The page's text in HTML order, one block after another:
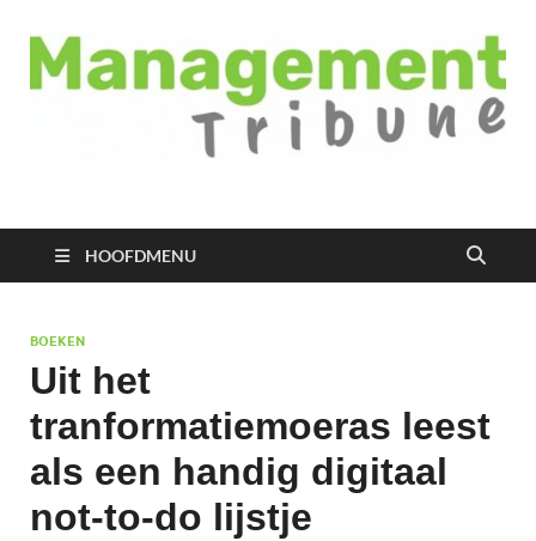
Managementtribune
HOOFDMENU
BOEKEN
Uit het
tranformatiemoeras leest
als een handig digitaal
not-to-do lijstje